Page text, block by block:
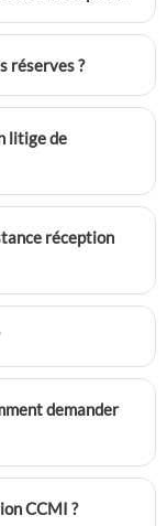
réserves ?
litige de
réception
demander
CCMI ?